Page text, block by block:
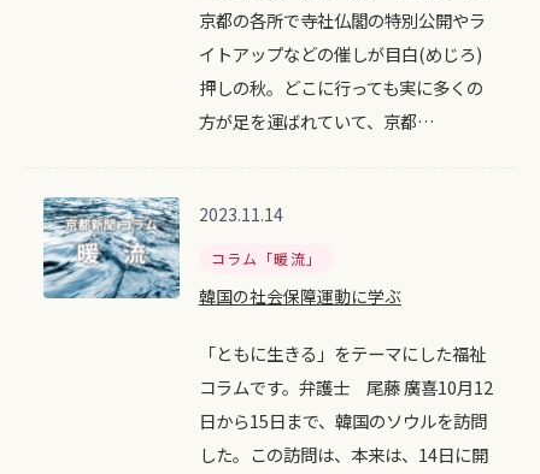
京都の各所で寺社仏閣の特別公開やラ
イトアップなどの催しが目白(めじろ)
押しの秋。どこに行っても実に多くの
方が足を運ばれていて、京都…
2023.11.14
コラム「暖流」
韓国の社会保障運動に学ぶ
「ともに生きる」をテーマにした福祉
コラムです。弁護士 尾藤 廣喜10月12
日から15日まで、韓国のソウルを訪問
した。この訪問は、本来は、14日に開